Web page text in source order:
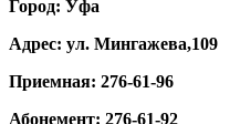
Город: Уфа
Адрес: ул. Мингажева,109
Приемная: 276-61-96
Абонемент: 276-61-92